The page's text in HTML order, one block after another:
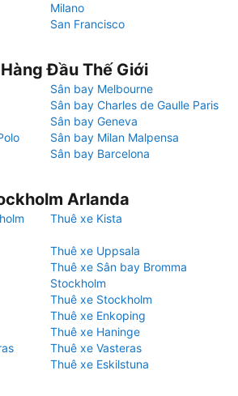
Milano
San Francisco
Đầu Thế Giới
Sân bay Melbourne
Sân bay Charles de Gaulle Paris
Sân bay Geneva
Sân bay Milan Malpensa
Sân bay Barcelona
Arlanda
Thuê xe Kista
Thuê xe Uppsala
Thuê xe Sân bay Bromma
Stockholm
Thuê xe Stockholm
Thuê xe Enkoping
Thuê xe Haninge
Thuê xe Vasteras
Thuê xe Eskilstuna